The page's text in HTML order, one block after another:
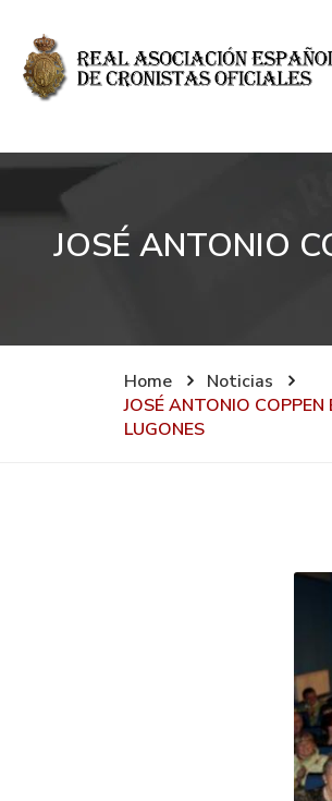
JOSÉ ANTONIO
Home
Noticias
JOSÉ ANTONIO
LUGONES